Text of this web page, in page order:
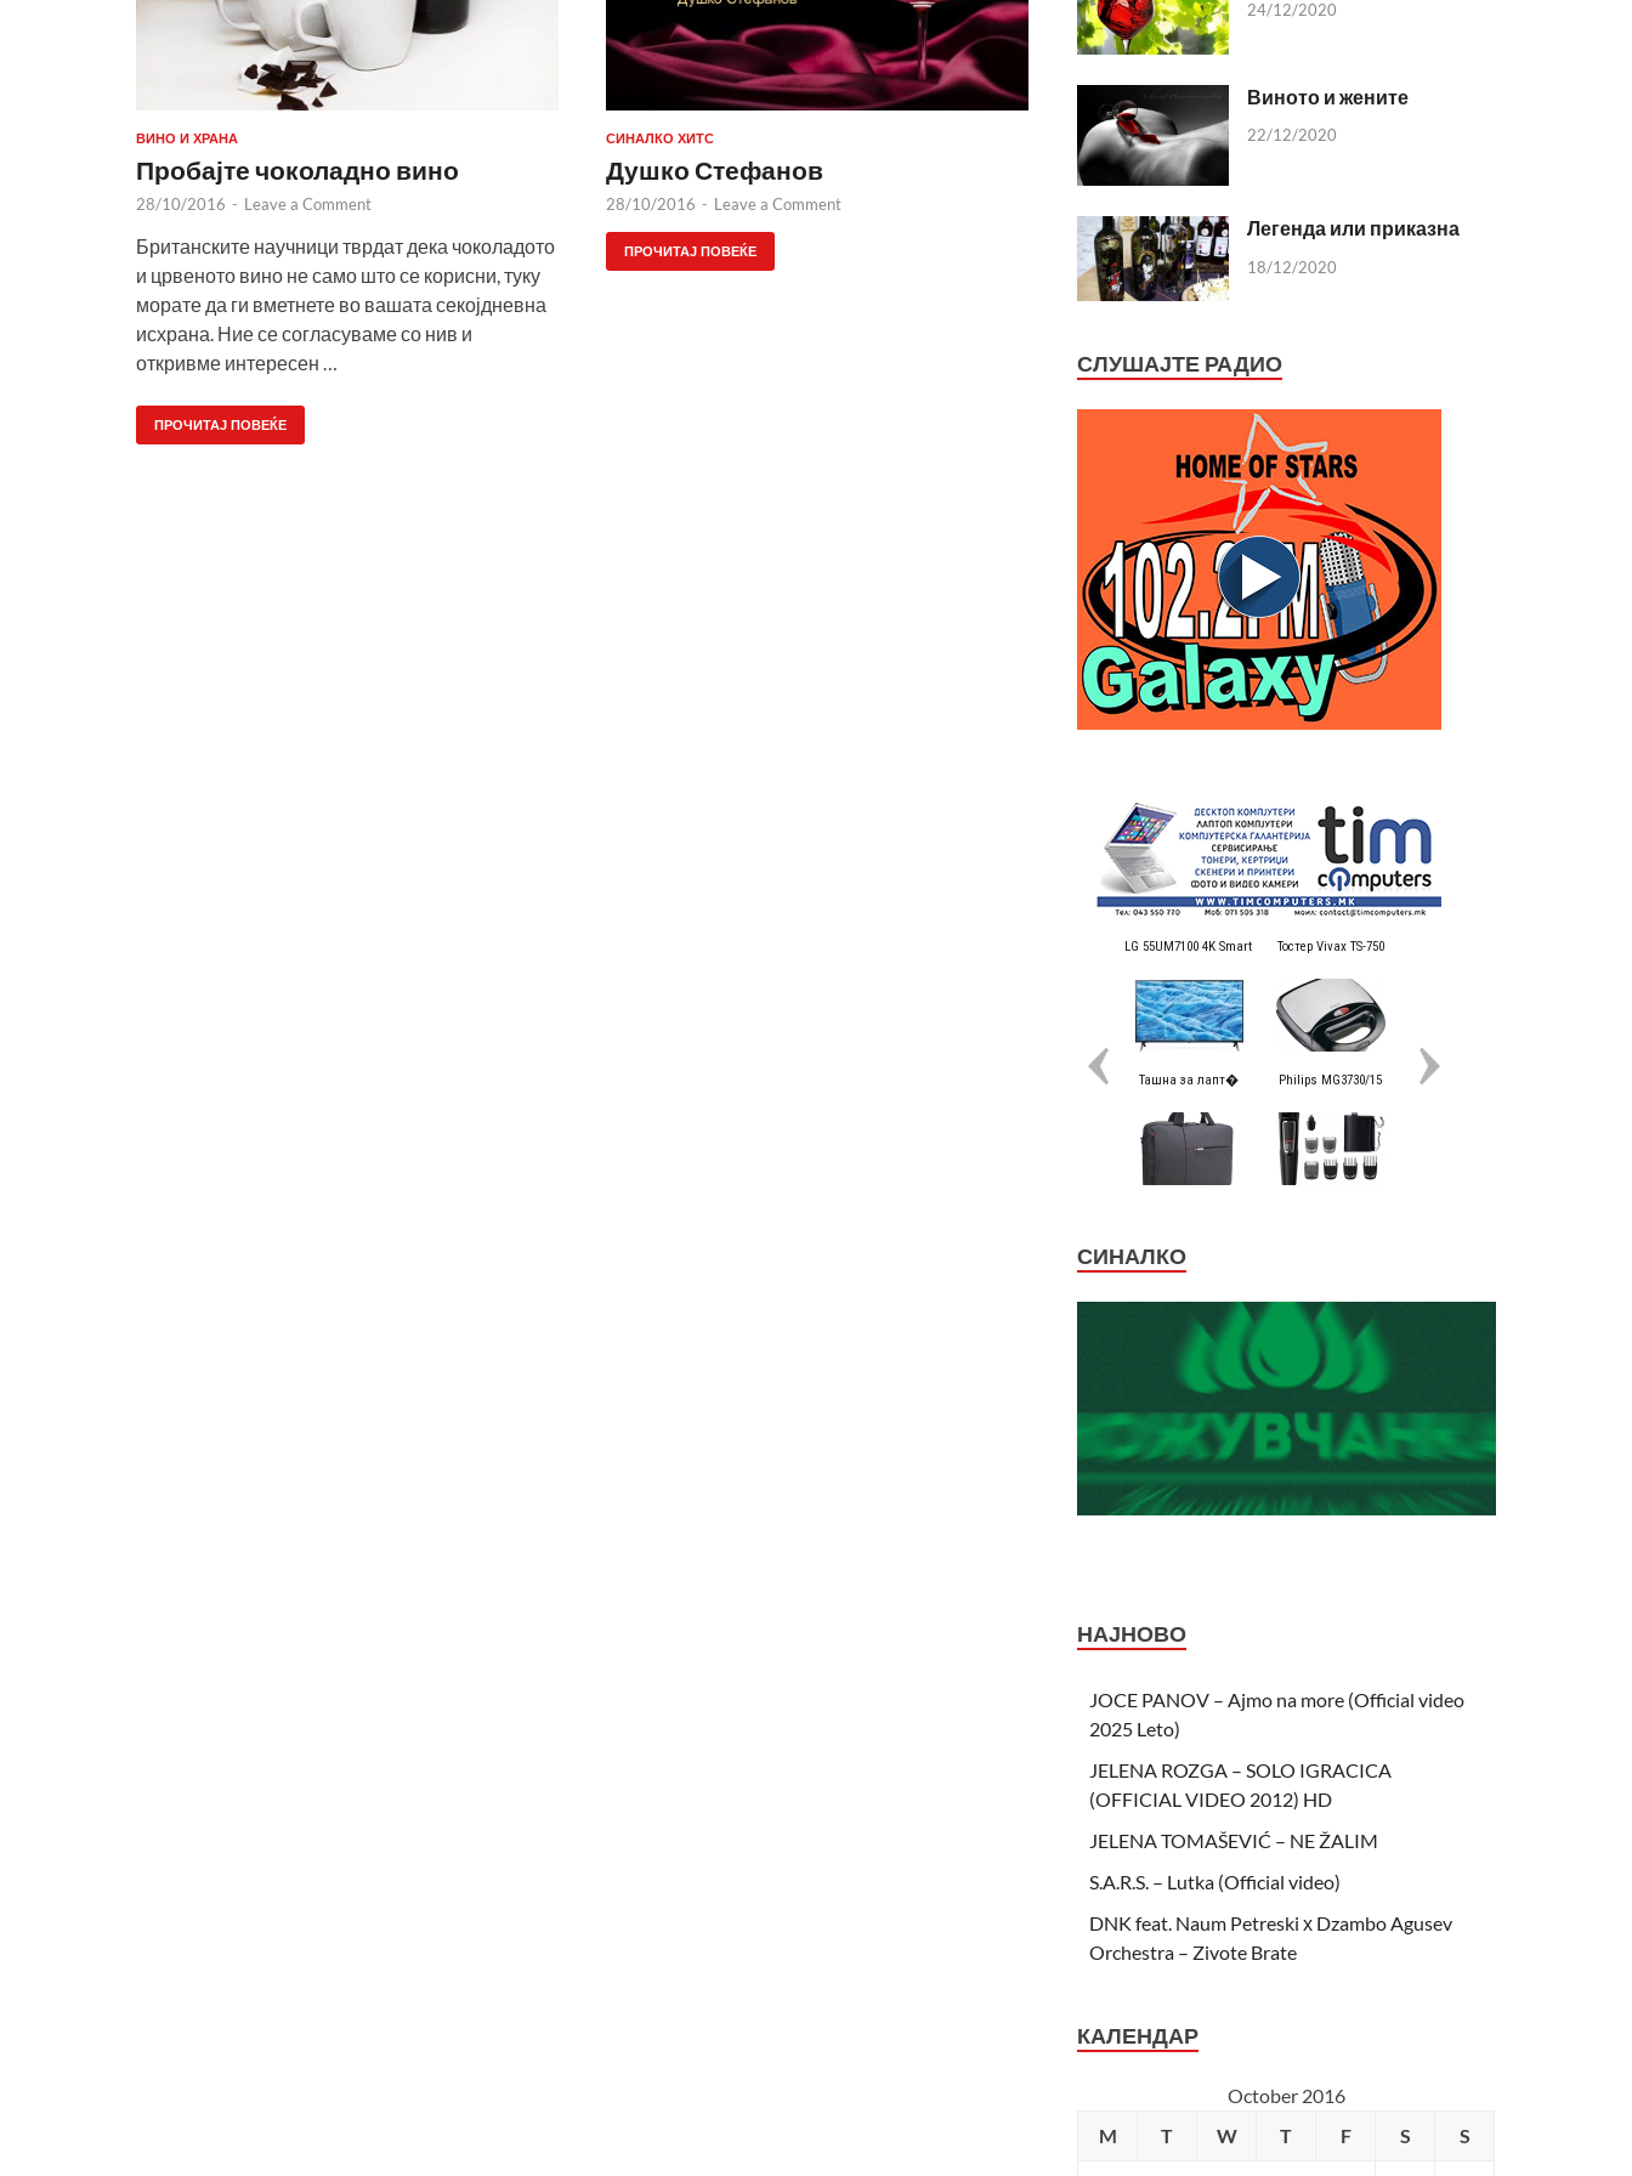
ВИНО И ХРАНА
Пробајте чоколадно вино
28/10/2016 - Leave a Comment
Британските научници тврдат дека чоколадото
и црвеното вино не само што се корисни, туку
морате да ги вметнете во вашата секојдневна
исхрана. Ние се согласуваме со нив и
откривме интересен …
ПРОЧИТАЈ ПОВЕЌЕ
СИНАЛКО ХИТС
Душко Стефанов
28/10/2016 - Leave a Comment
ПРОЧИТАЈ ПОВЕЌЕ
24/12/2020
Виното и жените
22/12/2020
Легенда или приказна
18/12/2020
СЛУШАЈТЕ РАДИО
СИНАЛКО
НАЈНОВО
JOCE PANOV – Ajmo na more (Official video
2025 Leto)
JELENA ROZGA – SOLO IGRACICA
(OFFICIAL VIDEO 2012) HD
JELENA TOMAŠEVIĆ – NE ŽALIM
S.A.R.S. – Lutka (Official video)
DNK feat. Naum Petreski х Dzambo Agusev
Orchestra – Zivote Brate
КАЛЕНДАР
October 2016
M
T W T F S S